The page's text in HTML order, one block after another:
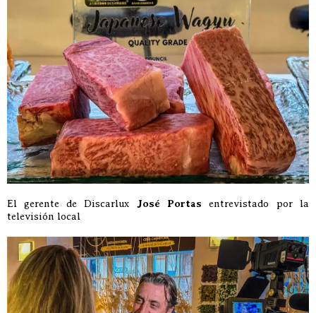
El gerente de Discarlux José Portas entrevistado por la
televisión local